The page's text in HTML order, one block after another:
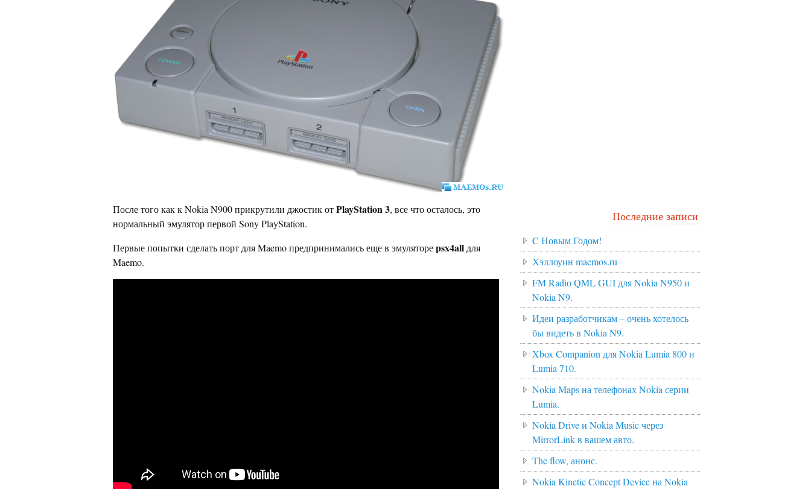
После того как к Nokia N900 прикрутили джостик отPlayStation 3, все что осталось, это
нормальный эмулятор первой Sony PlayStation.
Первые попытки сделать порт для Maemo предпринимались еще в эмулятореpsx4all для
Maemo.
Последние записи
C Новым Годом!
Хэллоуин maemos.ru
FM Radio QML GUI для Nokia N950 и
Nokia N9.
Идеи разработчикам – очень хотелось
бы видеть в Nokia N9.
Xbox Companion для Nokia Lumia 800 и
Lumia 710.
Nokia Maps на телефонах Nokia серии
Lumia.
Nokia Drive и Nokia Music через
MirrorLink в вашем авто.
The flow, анонс.
Nokia Kinetic Concept Device на Nokia